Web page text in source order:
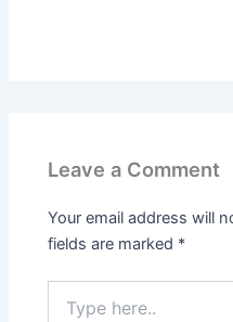
Leave a Comment
Your email address will
fields are marked *
here..